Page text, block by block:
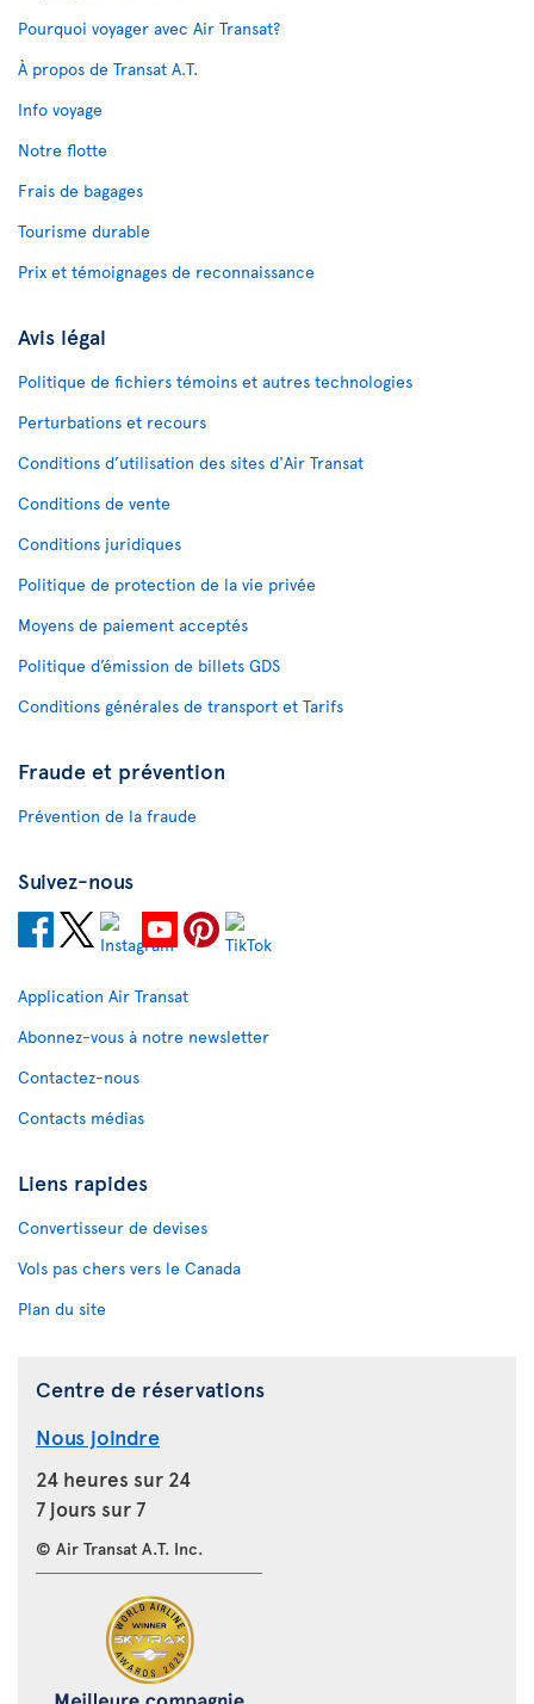
Pourquoi voyager avec Air Transat?
À propos de Transat A.T.
Info voyage
Notre flotte
Frais de bagages
Tourisme durable
Prix et témoignages de reconnaissance
Avis légal
Politique de fichiers témoins et autres technologies
Perturbations et recours
Conditions d’utilisation des sites d'Air Transat
Conditions de vente
Conditions juridiques
Politique de protection de la vie privée
Moyens de paiement acceptés
Politique d’émission de billets GDS
Conditions générales de transport et Tarifs
Fraude et prévention
Prévention de la fraude
Suivez-nous
Application Air Transat
Abonnez-vous à notre newsletter
Contactez-nous
Contacts médias
Liens rapides
Convertisseur de devises
Vols pas chers vers le Canada
Plan du site
Centre de réservations
Nous joindre
24 heures sur 24
7 jours sur 7
© Air Transat A.T. Inc.